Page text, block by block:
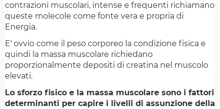
contrazioni muscolari, intense e frequenti richiamano
queste molecole come fonte vera e propria di
Energia.
E' ovvio come il peso corporeo la condizione fisica e
quindi la massa muscolare richiedano
proporzionalmente depositi di creatina nel muscolo
elevati.
Lo sforzo fisico e la massa muscolare sono i fattori
determinanti per capire i livelli di assunzione della